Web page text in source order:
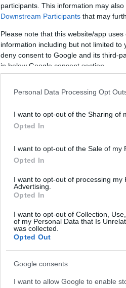
participants. This information may
Downstream Participants that may
Please note that this website/app
information including but not limited to
deny consent to Google and its third-
in below Google consent section.
Personal Data Processing Opt
I want to opt-out of the Sharing of
Opted In
I want to opt-out of the Sale of my
Opted In
I want to opt-out of processing my
Advertising.
Opted In
I want to opt-out of Collection,
of my Personal Data that Is
was collected.
Opted Out
Google consents
I want to allow Google to enable